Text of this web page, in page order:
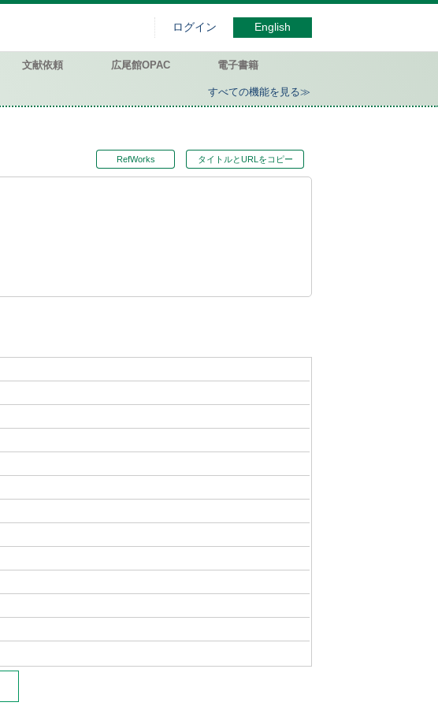
ログイン English
文献依頼 広尾館OPAC 電子書籍
すべての機能を見る≫
RefWorks タイトルとURLをコピー